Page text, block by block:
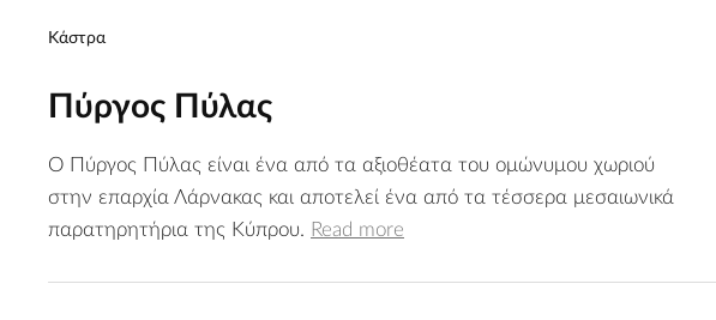
Κάστρα
Πύργος Πύλας
Ο Πύργος Πύλας είναι ένα από τα αξιοθέατα του ομώνυμου χωριού
στην επαρχία Λάρνακας και αποτελεί ένα από τα τέσσερα μεσαιωνικά
παρατηρητήρια της Κύπρου. Read more